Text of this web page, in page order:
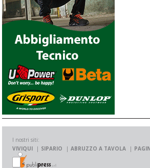
I nostri siti:
VIVIQUI
SIPARIO ABRUZZO A TAVOLA